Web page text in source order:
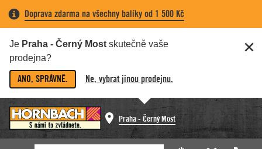
Doprava zdarma na všechny balíky od 1 500 Kč
Je Praha - Černý Most skutečně vaše
prodejna?
ANO, SPRÁVNĚ. Ne, vybrat jinou prodejnu.
Praha - Černý Most